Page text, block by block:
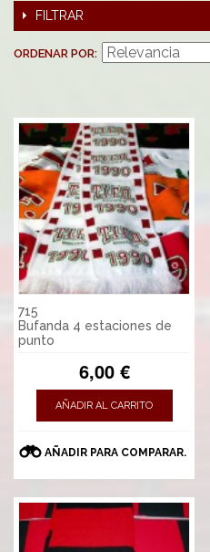
FILTRAR
ORDENAR POR
715
Bufanda 4 estaciones de
punto
6,00 €
AÑADIR AL CARRITO
AÑADIR PARA COMPARAR.